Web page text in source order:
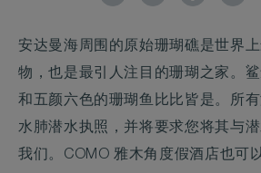
安达曼海周围的原始珊瑚礁是世界
物，也是最引人注目的珊瑚之家。
和五颜六色的珊瑚鱼比比皆是。所
水肺潜水执照，并将要求您将其与
我们。COMO 雅木角度假酒店也可